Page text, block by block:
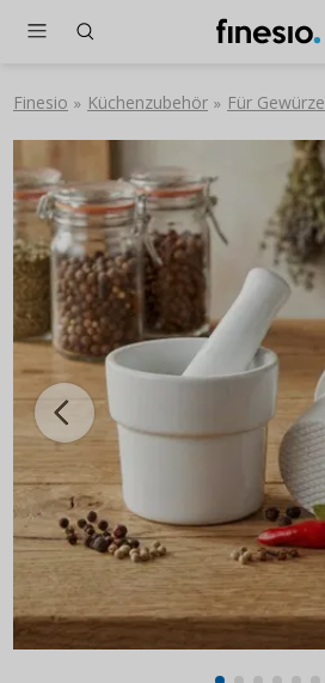
Finesio » Küchenzubehör » Für Gewürze